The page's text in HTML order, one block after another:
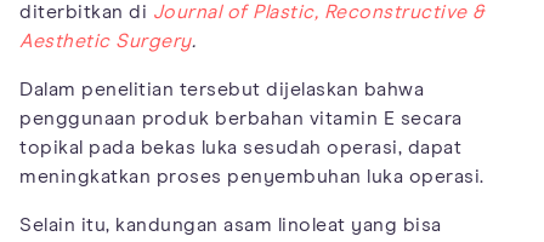
diterbitkan di Journal of Plastic, Reconstructive &
Aesthetic Surgery.
Dalam penelitian tersebut dijelaskan bahwa
penggunaan produk berbahan vitamin E secara
topikal pada bekas luka sesudah operasi, dapat
meningkatkan proses penyembuhan luka operasi.
Selain itu, kandungan asam linoleat yang bisa